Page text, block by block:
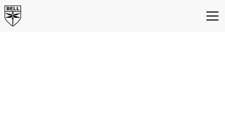
Leistung, die Sie
wollen.